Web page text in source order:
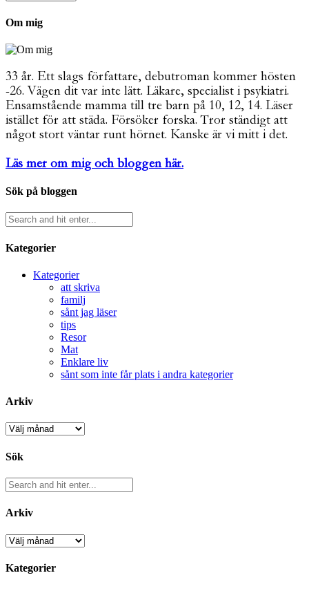
Om mig
33 år. Ett slags författare, debutroman kommer hösten
-26. Vägen dit var inte lätt. Läkare, specialist i psykiatri.
Ensamstående mamma till tre barn på 10, 12, 14. Läser
istället för att städa. Försöker forska. Tror ständigt att
något stort väntar runt hörnet. Kanske är vi mitt i det.
Läs mer om mig och bloggen här.
Sök på bloggen
Kategorier
Kategorier
att skriva
familj
sånt jag läser
tips
Resor
Mat
Enklare liv
sånt som inte får plats i andra kategorier
Arkiv
Arkiv
Sök
Arkiv
Arkiv
Kategorier